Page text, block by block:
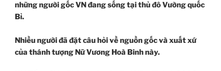
những người gốc VN đang sống tại thủ đô Vường quốc
Bỉ.
Nhiều người đã đặt câu hỏi về nguồn gốc và xuất xứ
của thánh tượng Nữ Vương Hoà Binh này.